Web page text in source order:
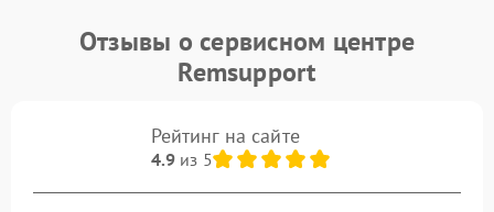
Отзывы о сервисном центре
Remsupport
Рейтинг на сайте
4.9из 5